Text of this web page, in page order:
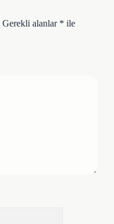
Gerekli alanlar * ile